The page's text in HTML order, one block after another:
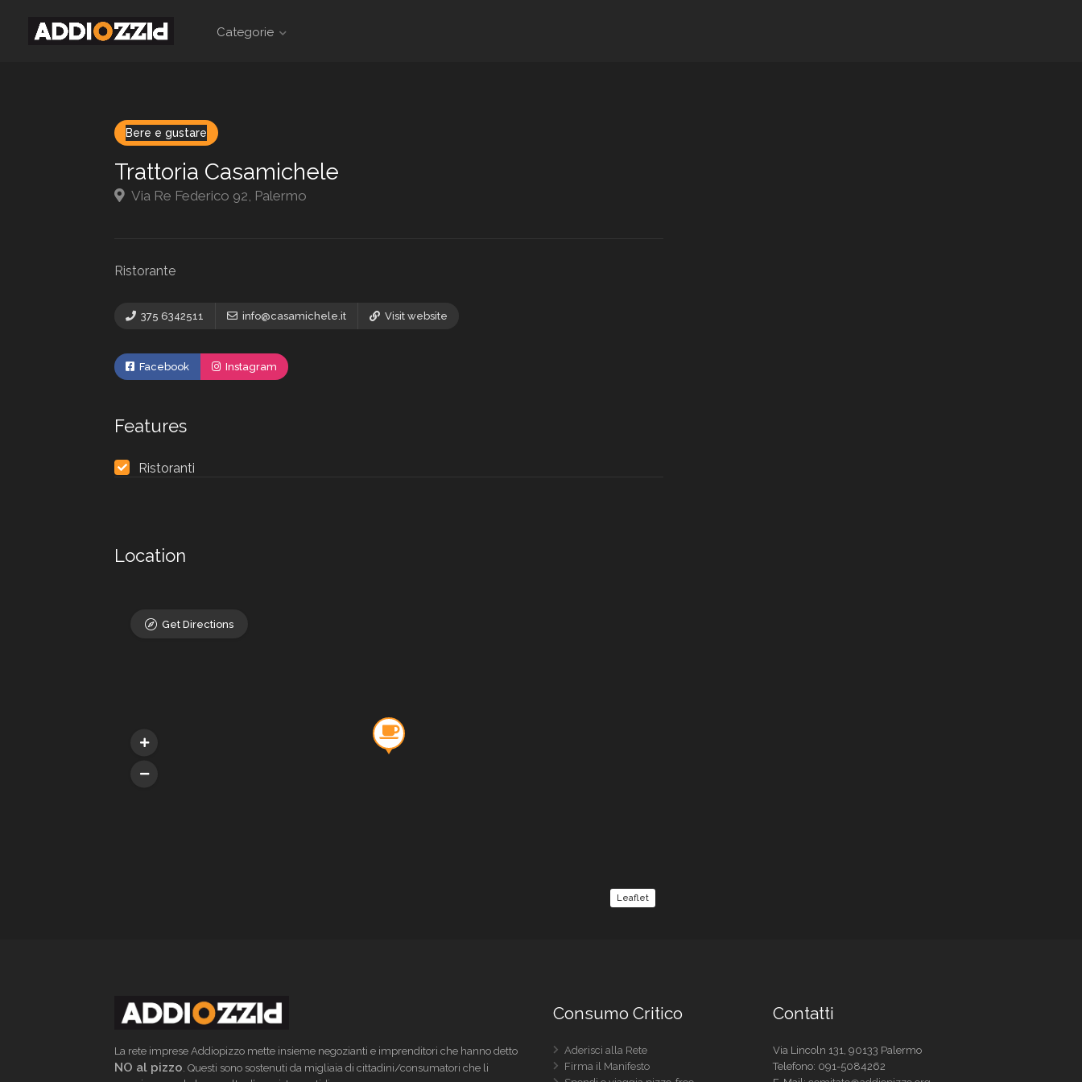
Categorie
Bere e gustare
Trattoria Casamichele
Via Re Federico 92, Palermo
Ristorante
375 6342511 info@casamichele.it Visit website
Facebook Instagram
Features
Ristoranti
Location
Leaflet
Get Directions
La rete imprese Addiopizzo mette insieme negozianti e imprenditori che hanno detto
NO al pizzo . Questi sono sostenuti da migliaia di cittadini/consumatori che li
Consumo Critico
Aderisci alla Rete
Firma il Manifesto
Contatti
Via Lincoln 131, 90133 Palermo
Telefono: 091-5084262